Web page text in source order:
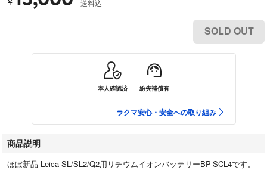
送料込
SOLD OUT
本人確認済 紛失補償有
ラクマ安心・安全への取り組み
商品説明
ほぼ新品 Leica SL/SL2/Q2用リチウムイオンバッテリーBP-SCL4です。